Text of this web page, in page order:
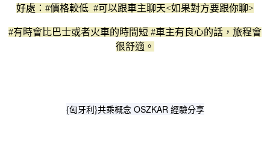
好處：#價格較低 #可以跟車主聊天<如果對方要跟你聊>
#有時會比巴士或者火車的時間短 #車主有良心的話，旅程會
很舒適。
{匈牙利}共乘概念 OSZKAR 經驗分享